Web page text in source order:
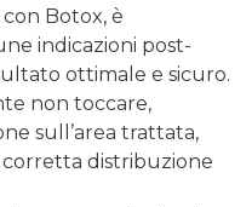
Botox, è
indicazioni post-
ottimale e sicuro.
non toccare,
sull’area trattata,
distribuzione